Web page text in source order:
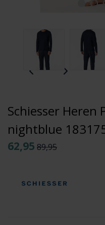
Schiesser Heren
nightblue
62,95 89,95